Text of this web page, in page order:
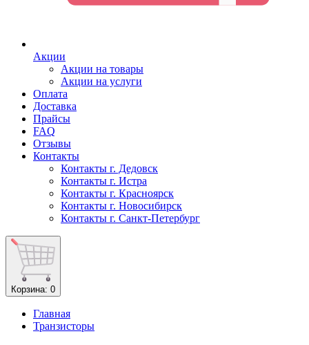
Акции
Акции на товары
Акции на услуги
Оплата
Доставка
Прайсы
FAQ
Отзывы
Контакты
Контакты г. Дедовск
Контакты г. Истра
Контакты г. Красноярск
Контакты г. Новосибирск
Контакты г. Санкт-Петербург
Корзина: 0
Главная
Транзисторы